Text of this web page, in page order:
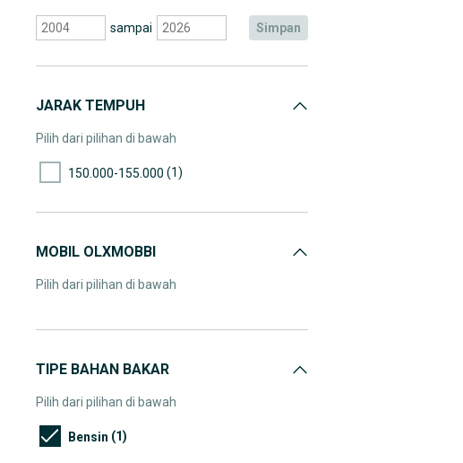
sampai simpan
JARAK TEMPUH
Pilih dari pilihan di bawah
150.000-155.000 (1)
MOBIL OLXMOBBI
Pilih dari pilihan di bawah
TIPE BAHAN BAKAR
Pilih dari pilihan di bawah
Bensin (1)